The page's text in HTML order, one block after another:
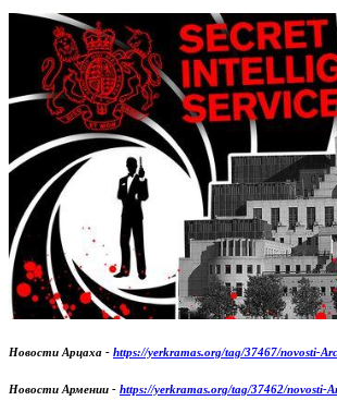
Новости Арцаха - https://yerkramas.org/tag/37467/novosti-
Новости Армении - https://yerkramas.org/tag/37462/novosti-